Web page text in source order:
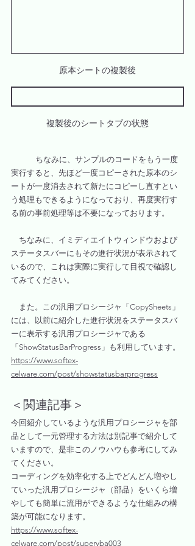
原本シートの複製後
複製後のシートタブの状態
実行すると、先ほど一度コピーされた原本のシ
ートが一度消去されて新たにコピーし直すとい
う処理もできるようになっており、再度実行す
る前の事前処理等は不要になっております。
ちなみに、イミディエイトウィンドウおよび
ステータスバーにもその進行状況が表示されて
いるので、これは実際に実行して目視で確認し
てみてください。
また。この汎用プロシージャ「CopySheets」
には、以前に紹介した進行状況をステータスバ
ーに表示する汎用プロシージャである
「ShowStatusBarProgress」も利用しています。
https://www.softex-
celware.com/post/showstatusbarprogress
＜関連記事＞
今回紹介しているような汎用プロシージャを部
品として一元管理する方法は別記事で紹介して
いますので、是非このノウハウも参考にしてみ
てください。
コーディングを効率化する上でどんどん増やし
ていった汎用プロシージャ（部品）をいくら増
やしても簡単に流用ができるような仕組みの構
築が可能になります。
https://www.softex-
celware.com/post/supervba003